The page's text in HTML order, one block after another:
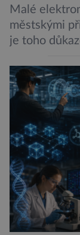
Malé
městskými
je toho
dojezd a
ukazuje, že i
autem, se
města
černého už